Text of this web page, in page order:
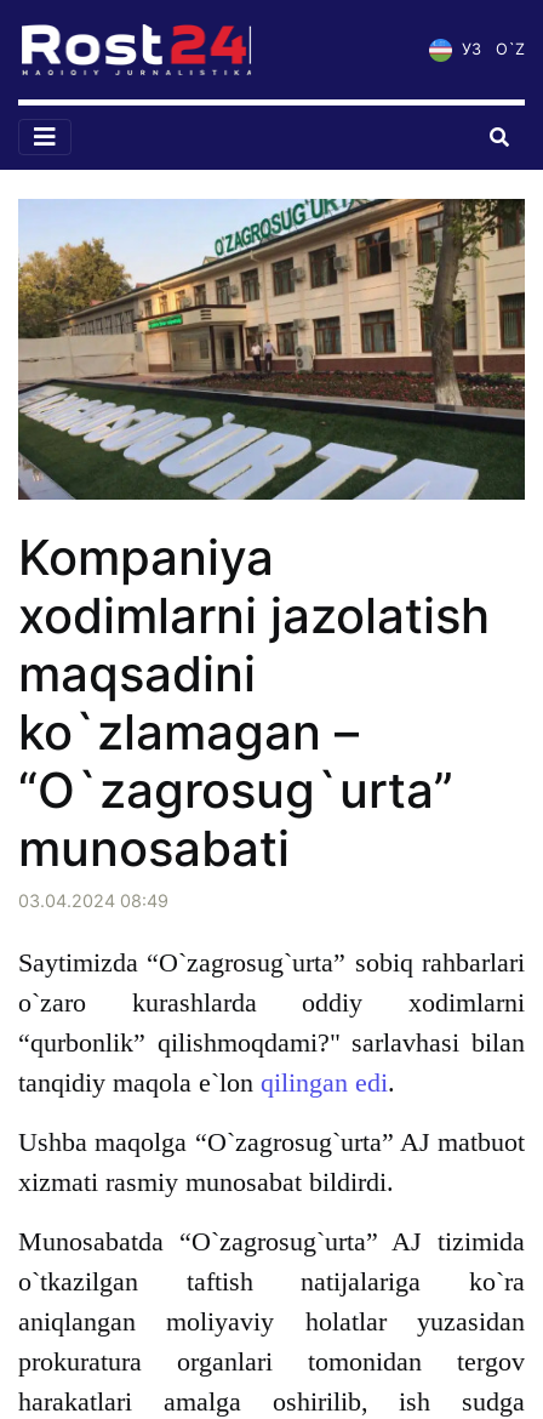
УЗ O`Z
Kompaniya
xodimlarni jazolatish
maqsadini
ko`zlamagan –
“O`zagrosug`urta”
munosabati
03.04.2024 08:49
Saytimizda “O`zagrosug`urta” sobiq rahbarlari
o`zaro kurashlarda oddiy xodimlarni
“qurbonlik” qilishmoqdami?" sarlavhasi bilan
tanqidiy maqola e`lon qilingan edi.
Ushba maqolga “O`zagrosug`urta” AJ matbuot
xizmati rasmiy munosabat bildirdi.
Munosabatda “O`zagrosug`urta” AJ tizimida
o`tkazilgan taftish natijalariga ko`ra
aniqlangan moliyaviy holatlar yuzasidan
prokuratura organlari tomonidan tergov
harakatlari amalga oshirilib, ish sudga